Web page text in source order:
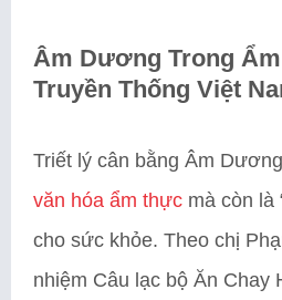
Âm Dương Trong
Truyền Thống Việt
Triết lý cân bằng Âm
văn hóa ẩm thực mà còn là
cho sức khỏe. Theo chị
nhiệm Câu lạc bộ Ăn Chay